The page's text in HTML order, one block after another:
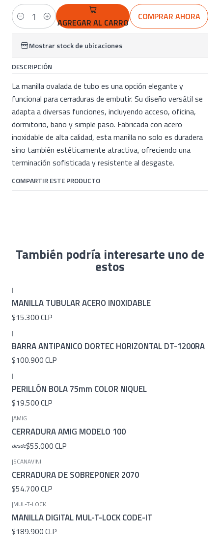
Cantidad AGREGAR AL CARRO
COMPRAR AHORA
Mostrar stock de ubicaciones
DESCRIPCIÓN
La manilla ovalada de tubo es una opción elegante y
funcional para cerraduras de embutir. Su diseño versátil se
adapta a diversas funciones, incluyendo acceso, oficina,
dormitorio, baño y simple paso. Fabricada con acero
inoxidable de alta calidad, esta manilla no solo es duradera
sino también estéticamente atractiva, ofreciendo una
terminación sofisticada y resistente al desgaste.
COMPARTIR ESTE PRODUCTO
También podría interesarte uno de
estos
|
MANILLA TUBULAR ACERO INOXIDABLE
$15.300 CLP
|
BARRA ANTIPANICO DORTEC HORIZONTAL DT-1200RA
$100.900 CLP
|
PERILLÓN BOLA 75mm COLOR NIQUEL
$19.500 CLP
|AMIG
CERRADURA AMIG MODELO 100
desde$55.000 CLP
|SCANAVINI
CERRADURA DE SOBREPONER 2070
$54.700 CLP
|MUL-T-LOCK
MANILLA DIGITAL MUL-T-LOCK CODE-IT
$189.900 CLP